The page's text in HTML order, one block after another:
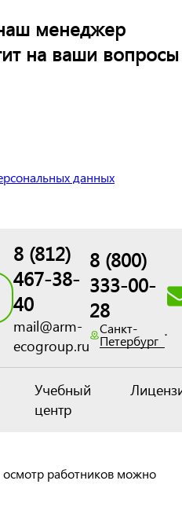
менеджер
на ваши вопросы
данных
8 (812)
467-38-
40
mail@arm-
ecogroup.ru
8 (800)
333-00-
28
Санкт-
Петербург
Учебный
центр
работников можно